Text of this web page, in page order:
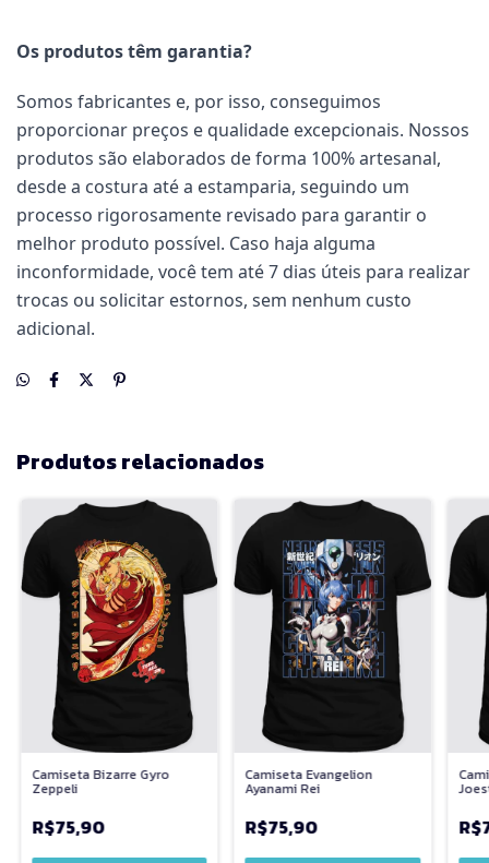
Os produtos têm garantia?
Somos fabricantes e, por isso, conseguimos
proporcionar preços e qualidade excepcionais. Nossos
produtos são elaborados de forma 100% artesanal,
desde a costura até a estamparia, seguindo um
processo rigorosamente revisado para garantir o
melhor produto possível. Caso haja alguma
inconformidade, você tem até 7 dias úteis para realizar
trocas ou solicitar estornos, sem nenhum custo
adicional.
Produtos relacionados
Camiseta Bizarre Gyro
Zeppeli
R$75,90
Camiseta Evangelion
Ayanami Rei
R$75,90